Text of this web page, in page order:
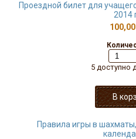
Проездной билет для
2014
5 доступно
Правила игры в